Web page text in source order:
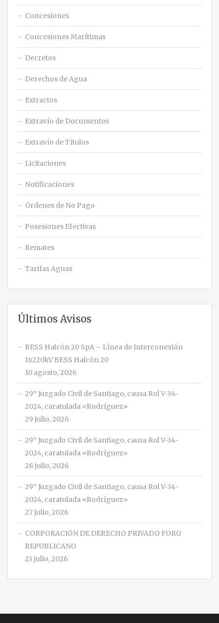
Concesiones
Concesiones Marítimas
Decretos
Derechos de Agua
Extractos
Extravío de Documentos
Extravío de Títulos
Licitaciones
Notificaciones
Órdenes de No Pago
Posesiones Efectivas
Remates
Tarifas Aguas
Últimos Avisos
BESS Halcón 20 SpA – Línea de Interconexión
1x220kV BESS Halcón 20
10 agosto, 2026
29° Juzgado Civil de Santiago, causa Rol V-34-
2024, caratulada «Rodríguez»
29 julio, 2026
29° Juzgado Civil de Santiago, causa Rol V-34-
2024, caratulada «Rodríguez»
28 julio, 2026
29° Juzgado Civil de Santiago, causa Rol V-34-
2024, caratulada «Rodríguez»
27 julio, 2026
CORPORACIÓN DE DERECHO PRIVADO FORO
REPUBLICANO
23 julio, 2026